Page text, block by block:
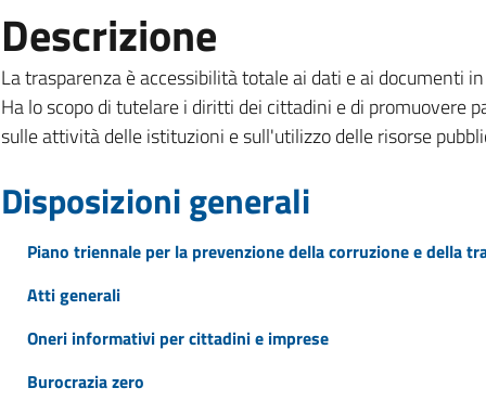
Descrizione
La trasparenza è accessibilità totale ai dati e ai documenti
Ha lo scopo di tutelare i diritti dei cittadini e di promuovere
sulle attività delle istituzioni e sull'utilizzo delle risorse
Disposizioni generali
Piano triennale per la prevenzione della corruzione e della
Atti generali
Oneri informativi per cittadini e imprese
Burocrazia zero